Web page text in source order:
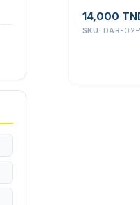
14,000
SKU: DAR-02-